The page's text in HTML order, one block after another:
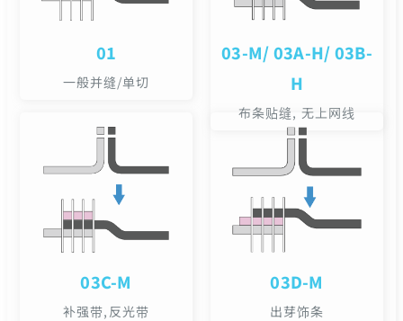
01
一般并缝/单切
03-M/ 03A-H/ 03B-
H
布条贴缝, 无上网线
03C-M
补强带,反光带
03D-M
出芽饰条